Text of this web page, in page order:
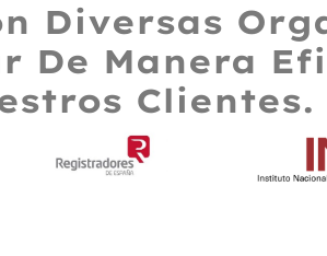
Diversas
De Manera
Clientes.